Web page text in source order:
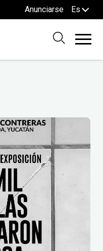
Anunciarse Es